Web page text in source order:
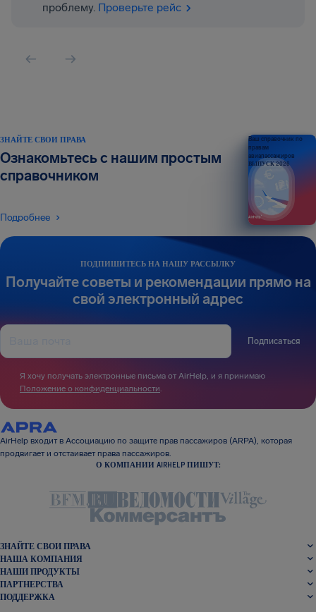
проблему. Проверьте рейс
ПОДПИШИТЕСЬ НА НАШУ РАССЫЛКУ
Получайте советы и рекомендации прямо на
свой электронный адрес
Подписаться
Я хочу получать электронные письма от AirHelp, и я принимаю
Положение о конфиденциальности.
ЗНАЙТЕ СВОИ ПРАВА
Ознакомьтесь с нашим простым
справочником
Подробнее
Ваш справочник по
правам
авиапассажиров
ВЫПУСК 2026
AirHelp входит в Ассоциацию по защите прав пассажиров (ARPA), которая
продвигает и отстаивает права пассажиров.
О КОМПАНИИ AIRHELP ПИШУТ:
ЗНАЙТЕ СВОИ ПРАВА
НАША КОМПАНИЯ
НАШИ ПРОДУКТЫ
ПАРТНЕРСТВА
ПОДДЕРЖКА